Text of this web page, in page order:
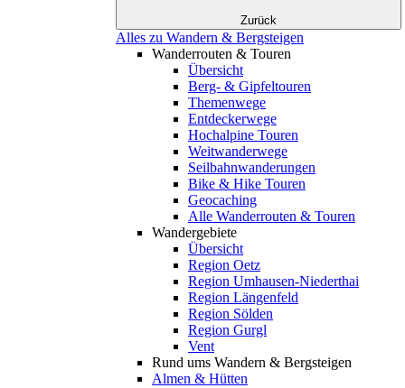
Zurück
Alles zu Wandern & Bergsteigen
Wanderrouten & Touren
Übersicht
Berg- & Gipfeltouren
Themenwege
Entdeckerwege
Hochalpine Touren
Weitwanderwege
Seilbahnwanderungen
Bike & Hike Touren
Geocaching
Alle Wanderrouten & Touren
Wandergebiete
Übersicht
Region Oetz
Region Umhausen-Niederthai
Region Längenfeld
Region Sölden
Region Gurgl
Vent
Rund ums Wandern & Bergsteigen
Almen & Hütten